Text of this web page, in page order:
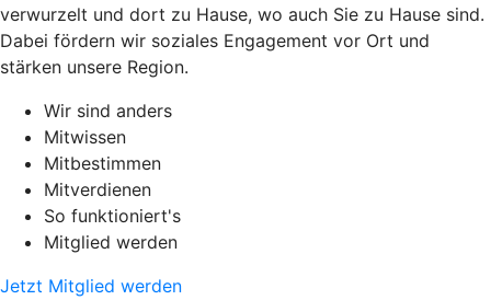
verwurzelt und dort zu Hause, wo auch Sie zu Hause sind.
Dabei fördern wir soziales Engagement vor Ort und
stärken unsere Region.
Wir sind anders
Mitwissen
Mitbestimmen
Mitverdienen
So funktioniert's
Mitglied werden
Jetzt Mitglied werden